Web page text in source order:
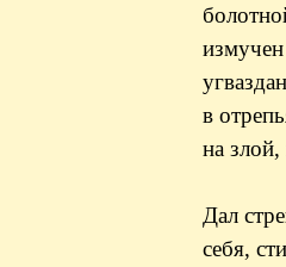
в
на
Дал
себя,